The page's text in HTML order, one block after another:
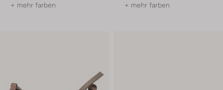
+ mehr farben + mehr farben